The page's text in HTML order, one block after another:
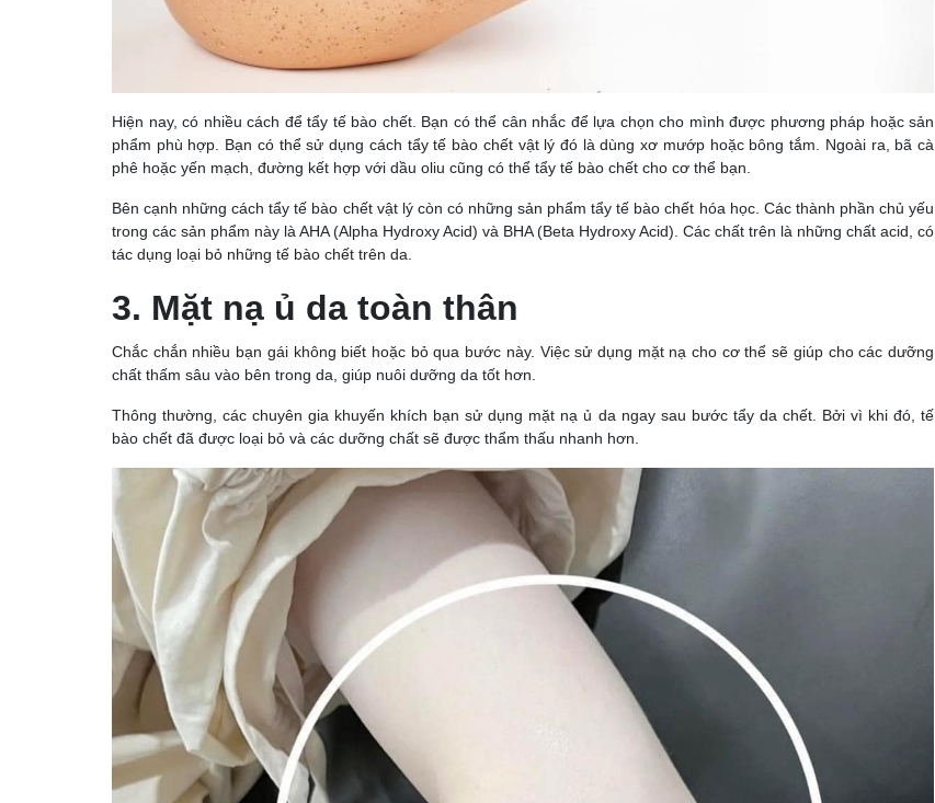
Hiện nay, có nhiều cách để tẩy tế bào chết. Bạn có thể cân nhắc để lựa chọn cho mình được phương pháp hoặc sản
phẩm phù hợp. Bạn có thể sử dụng cách tẩy tế bào chết vật lý đó là dùng xơ mướp hoặc bông tắm. Ngoài ra, bã cà
phê hoặc yến mạch, đường kết hợp với dầu oliu cũng có thể tẩy tế bào chết cho cơ thể bạn.
Bên cạnh những cách tẩy tế bào chết vật lý còn có những sản phẩm tẩy tế bào chết hóa học. Các thành phần chủ yếu
trong các sản phẩm này là AHA (Alpha Hydroxy Acid) và BHA (Beta Hydroxy Acid). Các chất trên là những chất acid, có
tác dụng loại bỏ những tế bào chết trên da.
3. Mặt nạ ủ da toàn thân
Chắc chắn nhiều bạn gái không biết hoặc bỏ qua bước này. Việc sử dụng mặt nạ cho cơ thể sẽ giúp cho các dưỡng
chất thấm sâu vào bên trong da, giúp nuôi dưỡng da tốt hơn.
Thông thường, các chuyên gia khuyến khích bạn sử dụng mặt nạ ủ da ngay sau bước tẩy da chết. Bởi vì khi đó, tế
bào chết đã được loại bỏ và các dưỡng chất sẽ được thẩm thấu nhanh hơn.